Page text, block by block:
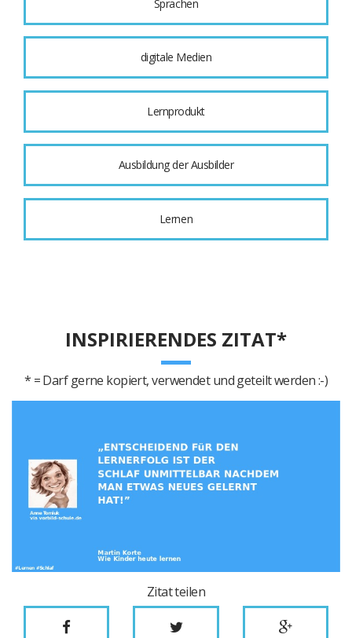
Sprachen
digitale Medien
Lernprodukt
Ausbildung der Ausbilder
Lernen
INSPIRIERENDES ZITAT*
* = Darf gerne kopiert, verwendet und geteilt werden :-)
Zitat teilen